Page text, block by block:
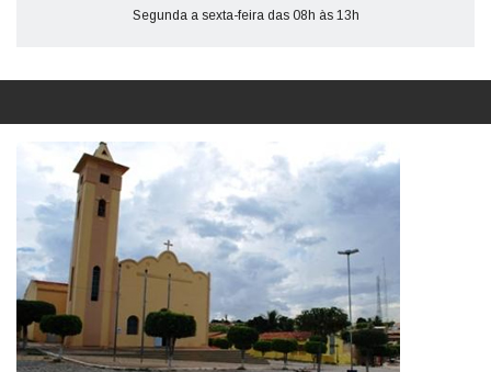
Segunda a sexta-feira das 08h às 13h